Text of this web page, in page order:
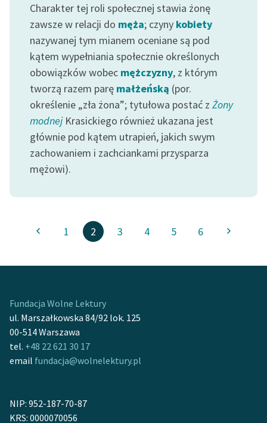
Charakter tej roli społecznej stawia żonę
zawsze w relacji do męża; czyny kobiety
nazywanej tym mianem oceniane są pod
kątem wypełniania społecznie określonych
obowiązków wobec mężczyzny, z którym
tworzą razem parę małżeńską (por.
określenie „zła żona”; tytułowa postać z Żony
modnejKrasickiego również ukazana jest
głównie pod kątem utrapień, jakich swym
zachowaniem i zachciankami przysparza
mężowi).
1 2 3 4 5 6
Fundacja Wolne Lektury
ul. Marszałkowska 84/92 lok. 125
00-514 Warszawa
tel. +48 22 621 30 17
email fundacja@wolnelektury.pl
NIP: 952-187-70-87
KRS: 0000070056